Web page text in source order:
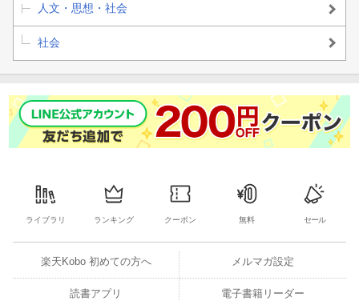
人文・思想・社会
社会
ライブラリ ランキング クーポン 無料 セール
楽天Kobo 初めての方へ メルマガ設定
読書アプリ 電子書籍リーダー